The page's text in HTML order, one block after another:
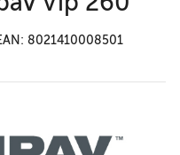
8021410008501